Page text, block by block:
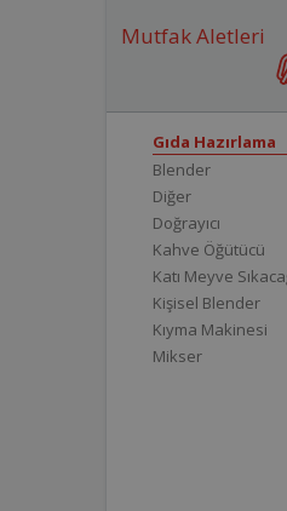
Mutfak Aletleri
Gıda Hazırlama
Blender
Diğer
Doğrayıcı
Kahve Öğütücü
Katı Meyve
Kişisel Blender
Kıyma Makinesi
Mikser